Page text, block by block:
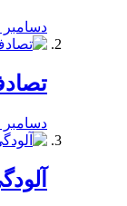
دسامبر 24, 2019
دسامبر 24, 2019